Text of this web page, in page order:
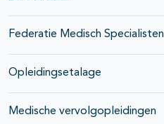
Federatie Medisch Specialisten
Opleidingsetalage
Medische vervolgopleidingen